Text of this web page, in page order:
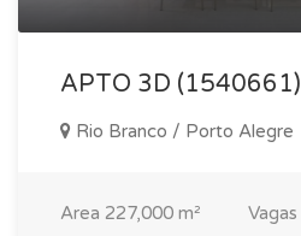
APTO 3D (1540661)
Rio Branco / Porto Alegre
Area 227,000 m² Vagas